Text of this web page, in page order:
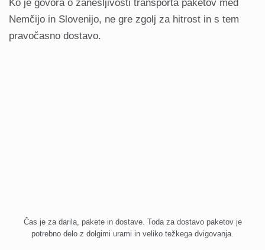
Ko je govora o zanesljivosti transporta paketov med
Nemčijo in Slovenijo, ne gre zgolj za hitrost in s tem
pravočasno dostavo.
Čas je za darila, pakete in dostave. Toda za dostavo paketov je
potrebno delo z dolgimi urami in veliko težkega dvigovanja.